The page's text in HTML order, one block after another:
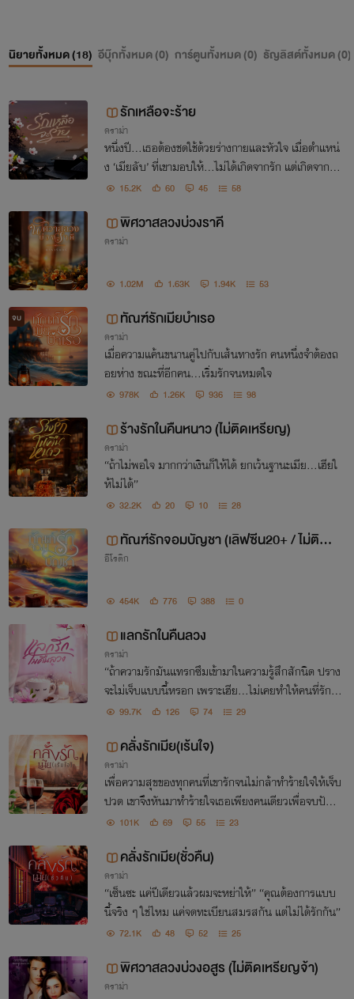
นิยายทั้งหมด (18) อีบุ๊กทั้งหมด (0) การ์ตูนทั้งหมด (0) ธัญลิสต์ทั้งหมด (0)
รักเหลือจะร้าย
ดราม่า
หนึ่งปี...เธอต้องชดใช้ด้วยร่างกายและหัวใจ เมื่อตำแหน่
ง ‘เมียลับ’ ที่เขามอบให้…ไม่ได้เกิดจากรัก แต่เกิดจากคว
ามแค้นที่เขาพร้อมจะแผดเผา!
15.2K 60 45 58
พิศวาสลวงบ่วงราคี
ดราม่า
1.02M 1.63K 1.94K 53
จบ ทัณฑ์รักเมียบำเรอ
ดราม่า
เมื่อความแค้นขนานคู่ไปกับเส้นทางรัก คนหนึ่งจำต้องถ
อยห่าง ขณะที่อีกคน...เริ่มรักจนหมดใจ
978K 1.26K 936 98
ร้างรักในคืนหนาว (ไม่ติดเหรียญ)
ดราม่า
“ถ้าไม่พอใจ มากกว่าเงินก็ให้ได้ ยกเว้นฐานะเมีย…เฮียใ
ห้ไม่ได้”
32.2K 20 10 28
ทัณฑ์รักจอมบัญชา (เลิฟซีน20+ / ไม่ติดเห
รียญ)
อีโรติก
454K 776 388 0
แลกรักในคืนลวง
ดราม่า
“ถ้าความรักมันแทรกซึมเข้ามาในความรู้สึกสักนิด ปราง
จะไม่เจ็บแบบนี้หรอก เพราะเฮีย...ไม่เคยทำให้คนที่รักต้
องเสียใจ”
99.7K 126 74 29
คลั่งรักเมีย(เร้นใจ)
ดราม่า
เพื่อความสุขของทุกคนที่เขารักจนไม่กล้าทำร้ายใจให้เจ็บ
ปวด เขาจึงหันมาทำร้ายใจเธอเพียงคนเดียวเพื่อจบปัญห
า โดยไม่นึกบ้างเลยว่า...เธอก็เจ็บปวดเสียใจเป็นเหมือน
101K 69 55 23
คลั่งรักเมีย(ชั่วคืน)
ดราม่า
“เซ็นซะ แค่ปีเดียวแล้วผมจะหย่าให้” “คุณต้องการแบบ
นี้จริง ๆ ใช่ไหม แค่จดทะเบียนสมรสกัน แต่ไม่ได้รักกัน”
72.1K 48 52 25
พิศวาสลวงบ่วงอสูร (ไม่ติดเหรียญจ้า)
ดราม่า